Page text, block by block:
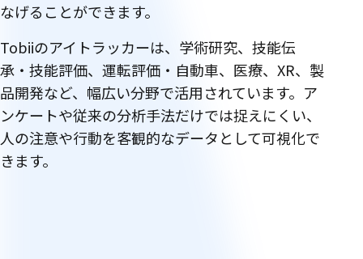
なげることができます。
Tobiiのアイトラッカーは、学術研究、技能伝
承・技能評価、運転評価・自動車、医療、XR、製
品開発など、幅広い分野で活用されています。ア
ンケートや従来の分析手法だけでは捉えにくい、
人の注意や行動を客観的なデータとして可視化で
きます。